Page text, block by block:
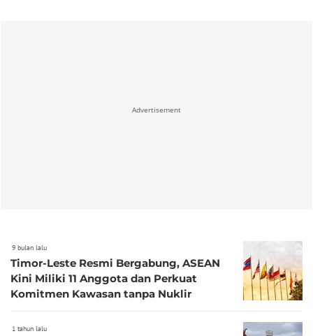
Advertisement
9 bulan lalu
Timor-Leste Resmi Bergabung, ASEAN
Kini Miliki 11 Anggota dan Perkuat
Komitmen Kawasan tanpa Nuklir
1 tahun lalu